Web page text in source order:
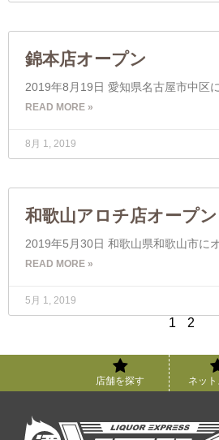
錦本店オープン
2019年8月19日 愛知県名古屋市中区
READ MORE »
8月 1, 2019
和歌山アロチ店オープン
2019年5月30日 和歌山県和歌山市に
READ MORE »
5月 1, 2019
1 2
店舗を探す ネッ